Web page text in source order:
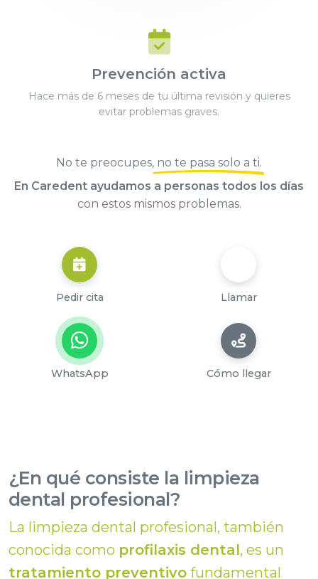
Prevención activa
Hace más de 6 meses de tu última revisión y quieres
evitar problemas graves.
No te preocupes, no te pasa solo a ti.
En Caredent ayudamos a personas todos los días
con estos mismos problemas.
Pedir cita Llamar
WhatsApp Cómo llegar
¿En qué consiste la limpieza
dental profesional?
La limpieza dental profesional, también
conocida como profilaxis dental, es un
tratamiento preventivo fundamental